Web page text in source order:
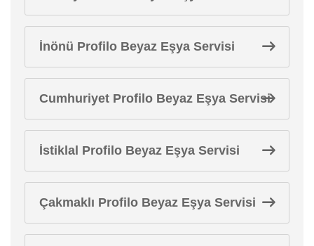
İnönü Profilo Beyaz Eşya Servisi
Cumhuriyet Profilo Beyaz Eşya Servisi
İstiklal Profilo Beyaz Eşya Servisi
Çakmaklı Profilo Beyaz Eşya Servisi